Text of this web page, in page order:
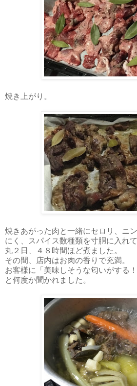
焼き上がり。
焼きあがった肉と一緒にセロリ、ニ
にく、スパイス数種類を寸胴に入れ
丸２日、４８時間ほど煮ました。
その間、店内はお肉の香りで充満。
お客様に「美味しそうな匂いがする
と何度か聞かれました。